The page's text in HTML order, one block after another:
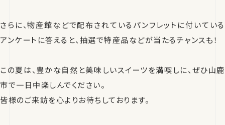
さらに、物産館などで配布されているパンフレットに付いている
アンケートに答えると、抽選で特産品などが当たるチャンスも！
この夏は、豊かな自然と美味しいスイーツを満喫しに、ぜひ山鹿
市で一日中楽しんでください。
皆様のご来訪を心よりお待ちしております。